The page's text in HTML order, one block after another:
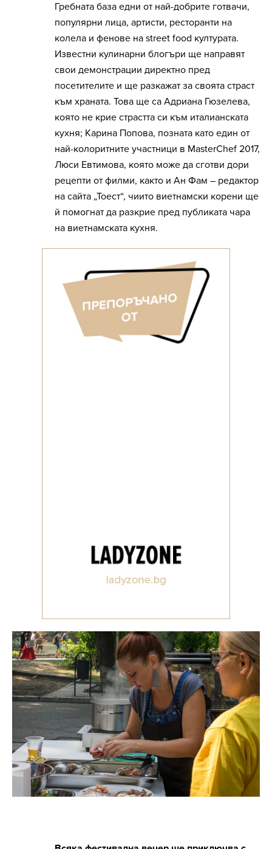
Гребната база едни от най-добрите готвачи,
популярни лица, артисти, ресторанти на
колела и фенове на street food културата.
Известни кулинарни блогъри ще направят
свои демонстрации директно пред
посетителите и ще разкажат за своята страст
към храната. Това ще са Адриана Гюзелева,
която не крие страстта си към италианската
кухня; Карина Попова, позната като един от
най-колоритните участници в MasterChef 2017,
Люси Евтимова, която може да сготви дори
рецепти от филми, както и Ан Фам – редактор
на сайта „Тоест“, чиито виетнамски корени ще
й помогнат да разкрие пред публиката чара
на виетнамската кухня.